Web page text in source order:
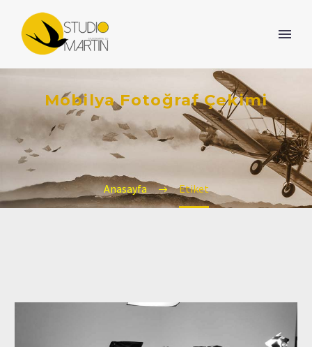
Mobilya Fotoğraf Çekimi
Anasayfa Etiket